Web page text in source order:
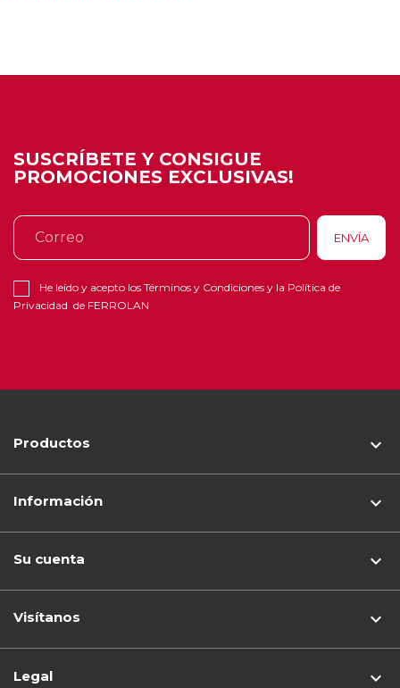
SUSCRÍBETE Y CONSIGUE
PROMOCIONES EXCLUSIVAS!
He leído y acepto los Términos y Condiciones y la Política de
Privacidad de FERROLAN
Productos 
Información 
Su cuenta 
Visítanos keyboard_arrow_down
Legal 